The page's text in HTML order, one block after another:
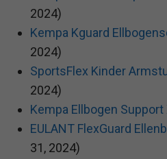
2024)
Kempa Kguard
2024)
SportsFlex Kinder
2024)
Kempa Ellbogen Support
EULANT FlexGuard
31, 2024)